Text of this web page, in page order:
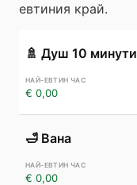
евтиния край.
🚿 Душ 10 минути
€ 0,00
🛁 Вана
€ 0,00